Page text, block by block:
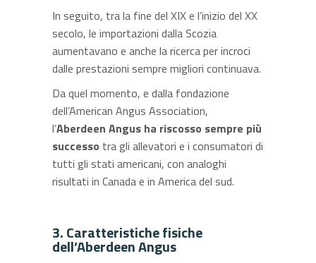
In seguito, tra la fine del XIX e l’inizio del XX
secolo, le importazioni dalla Scozia
aumentavano e anche la ricerca per incroci
dalle prestazioni sempre migliori continuava.
Da quel momento, e dalla fondazione
dell’American Angus Association,
l’Aberdeen Angus ha riscosso sempre più
successo tra gli allevatori e i consumatori di
tutti gli stati americani, con analoghi
risultati in Canada e in America del sud.
3. Caratteristiche fisiche
dell’Aberdeen Angus